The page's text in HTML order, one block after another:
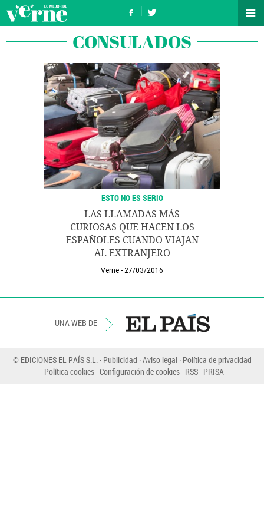
CONSULADOS
ESTO NO ES SERIO
LAS LLAMADAS MÁS
CURIOSAS QUE HACEN LOS
ESPAÑOLES CUANDO VIAJAN
AL EXTRANJERO
Verne 27/03/2016
UNA WEB DE
© EDICIONES EL PAÍS S.L. Publicidad Aviso legal Política de privacidad
Política cookies Configuración de cookies RSS PRISA